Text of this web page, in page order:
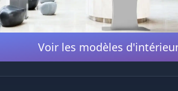
Voir les modèles